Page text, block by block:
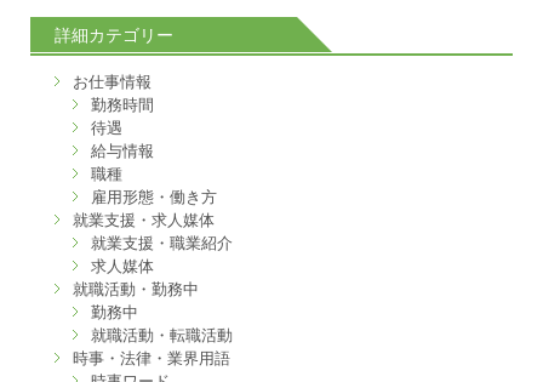
詳細カテゴリー
お仕事情報
勤務時間
待遇
給与情報
職種
雇用形態・働き方
就業支援・求人媒体
就業支援・職業紹介
求人媒体
就職活動・勤務中
勤務中
就職活動・転職活動
時事・法律・業界用語